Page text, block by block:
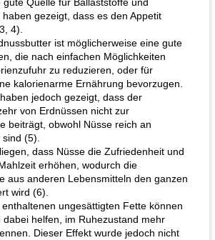
gezeigt, dass es den Appetit
4).
ist möglicherweise eine gute
die nach einfachen Möglichkeiten
zu reduzieren, oder für
kalorienarme Ernährung bevorzugen.
jedoch gezeigt, dass der
von Erdnüssen nicht zur
beiträgt, obwohl Nüsse reich an
(5).
dass Nüsse die Zufriedenheit und
erhöhen, wodurch die
aus anderen Lebensmitteln den ganzen
wird (6).
ungesättigten Fette können
helfen, im Ruhezustand mehr
Dieser Effekt wurde jedoch nicht